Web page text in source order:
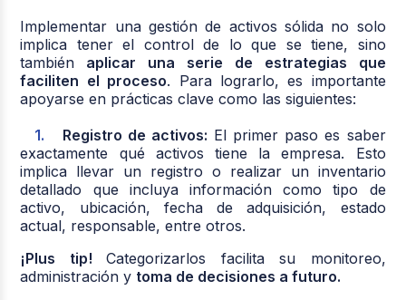
Implementar una gestión de activos sólida no solo
implica tener el control de lo que se tiene, sino
también aplicar una serie de estrategias que
faciliten el proceso. Para lograrlo, es importante
apoyarse en prácticas clave como las siguientes:
Registro de activos: El primer paso es saber
exactamente qué activos tiene la empresa. Esto
implica llevar un registro o realizar un inventario
detallado que incluya información como tipo de
activo, ubicación, fecha de adquisición, estado
actual, responsable, entre otros.
¡Plus tip!Categorizarlos facilita su monitoreo,
administración y toma de decisiones a futuro.